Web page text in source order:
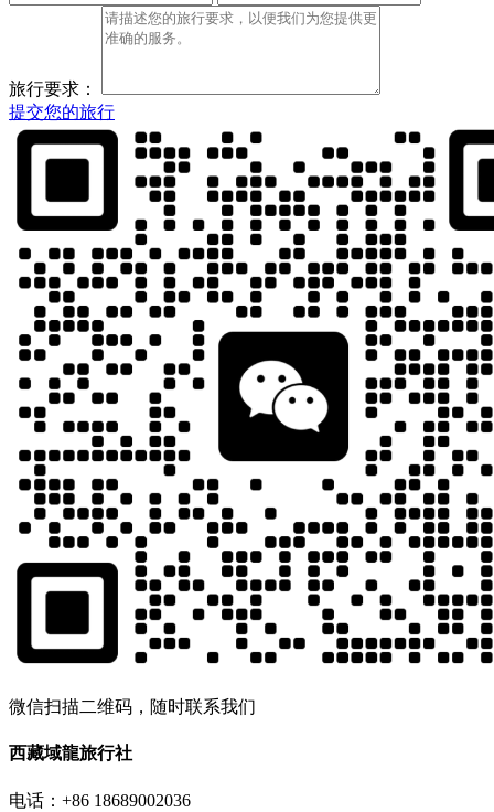
旅行要求：
提交您的旅行
微信扫描二维码，随时联系我们
西藏域龍旅行社
电话：+86 18689002036